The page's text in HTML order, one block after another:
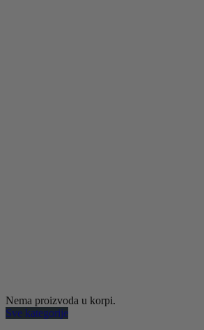
Nema proizvoda u korpi.
Sve kategorije